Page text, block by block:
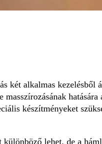
két alkalmas
készítményeket
lehet, de a